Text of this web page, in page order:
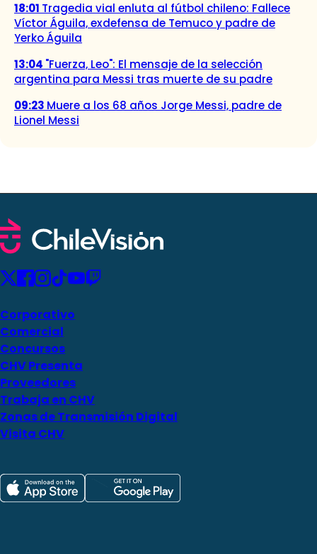
18:01 Tragedia vial enluta al fútbol chileno: Fallece
Víctor Águila, exdefensa de Temuco y padre de
Yerko Águila
13:04 "Fuerza, Leo": El mensaje de la selección
argentina para Messi tras muerte de su padre
09:23 Muere a los 68 años Jorge Messi, padre de
Lionel Messi
Corporativo
Comercial
Concursos
CHV Presenta
Proveedores
Trabaja en CHV
Zonas de Transmisión Digital
Visita CHV